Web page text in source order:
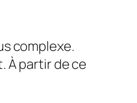
complexe.
À partir de ce